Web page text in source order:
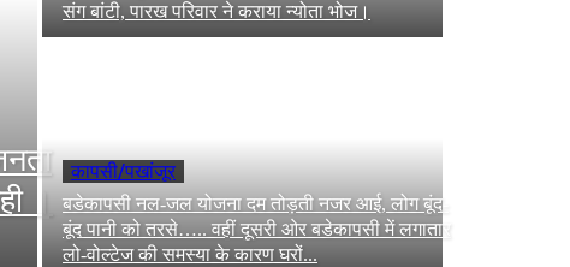
।
संग बांटी, पारख परिवार ने कराया न्योता भोज।
कापसी/पखांजूर
बडेकापसी नल-जल योजना दम तोड़ती नजर आई, लोग बूंद-
बूंद पानी को तरसे….. वहीं दूसरी ओर बडेकापसी में लगातार
लो-वोल्टेज की समस्या के कारण घरों...